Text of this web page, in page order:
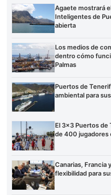
Agaete mostrará
Inteligentes de
abierta
Los medios de
dentro cómo
Palmas
Puertos de
ambiental para
El 3×3 Puertos
de 400 jugadores
Canarias, Francia
flexibilidad para